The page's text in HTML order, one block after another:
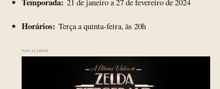
Horários: Terça a quinta-feira, às 20h
PUBLICIDADE